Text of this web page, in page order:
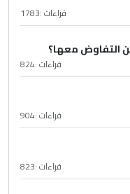
قراءات :1783
التفاوض معها؟
قراءات :824
قراءات :904
قراءات :823